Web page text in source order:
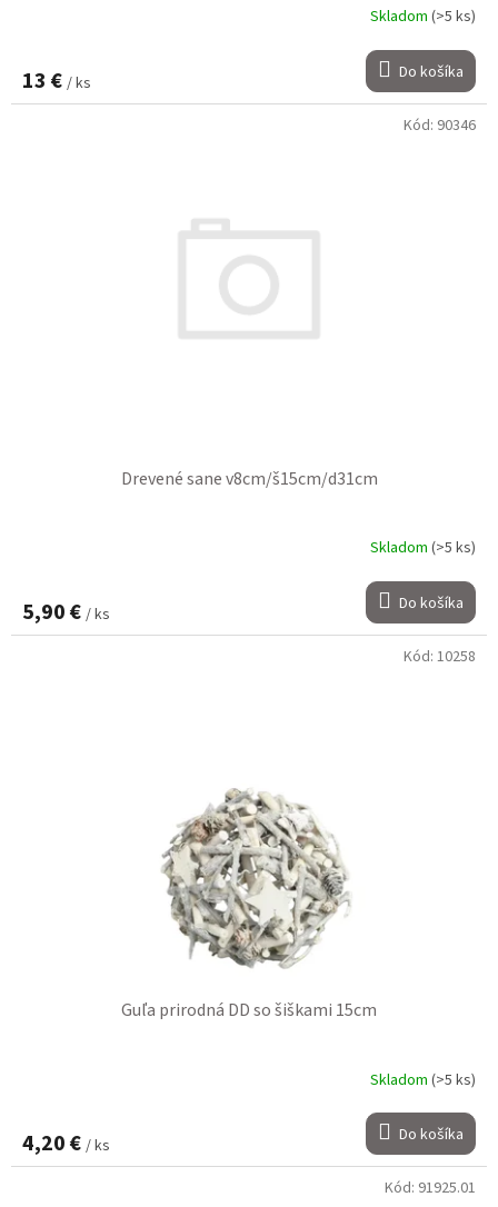
Skladom (>5 ks)
13 € / ks Do košíka
Drevené sane v8cm/š15cm/d31cm
Skladom (>5 ks)
5,90 € / ks Do košíka
Kód: 90346
Guľa prirodná DD so šiškami 15cm
Skladom (>5 ks)
4,20 € / ks Do košíka
Kód: 10258
Kód: 91925.01